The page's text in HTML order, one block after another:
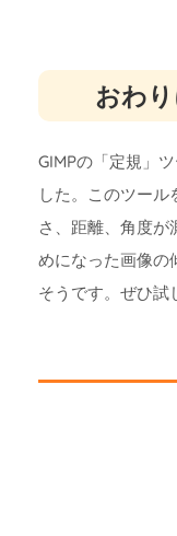
おわ
GIMPの「定規」
した。このツー
さ、距離、角度
めになった画像の
そうです。ぜひ試